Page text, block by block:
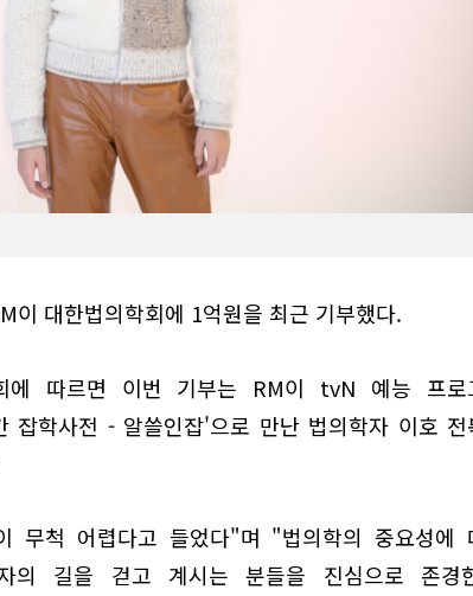
이 대한법의학회에 1억원을 최근 기부했다.
에 따르면 이번 기부는 RM이 tvN 예능 프로
잡학사전 - 알쓸인잡'으로 만난 법의학자 이호 전
무척 어렵다고 들었다"며 "법의학의 중요성에
의 길을 걷고 계시는 분들을 진심으로 존경